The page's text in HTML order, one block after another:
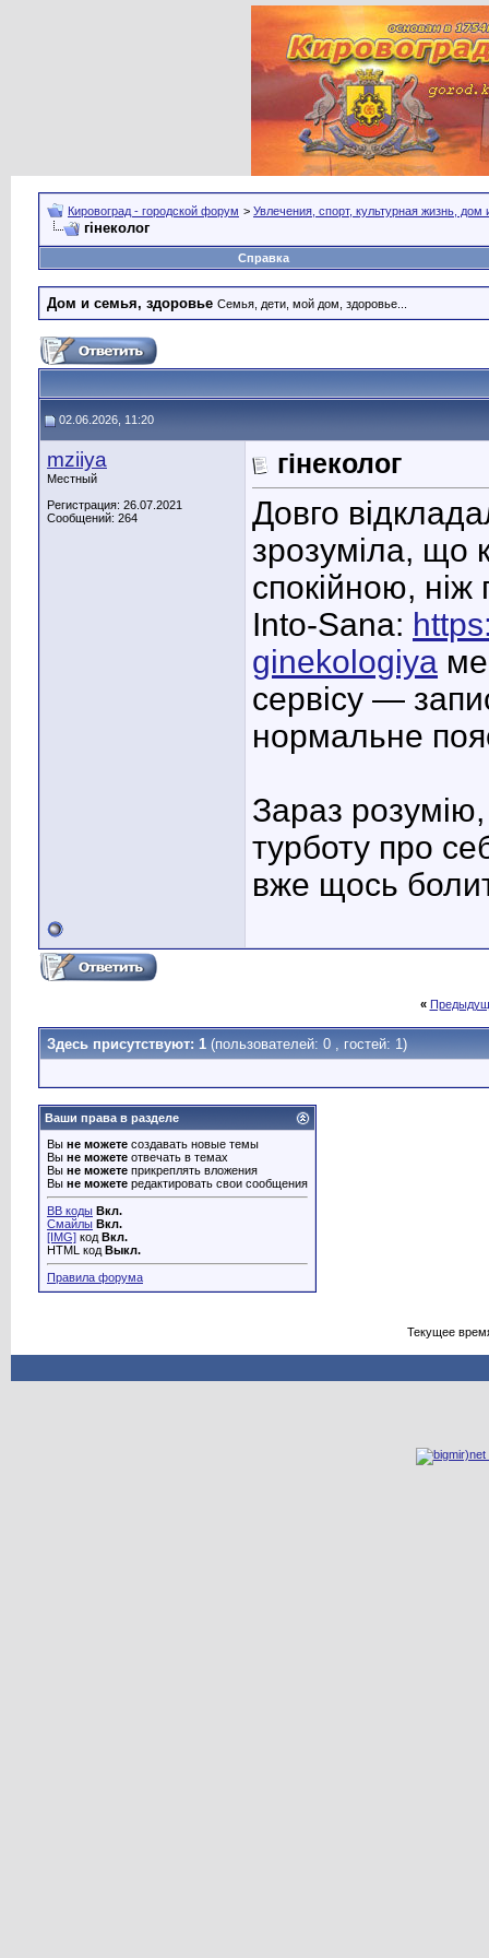
Кировоград - городской форум > Увлечения, спорт, культурная жизнь, дом
гінеколог
Справка
Дом и семья, здоровье Семья, дети, мой дом, здоровье...
02.06.2026, 11:20
mziiya
Местный
Регистрация: 26.07.2021
Сообщений: 264
гінеколог
Довго
зрозуміла, що
спокійною, ніж
Into-Sana:
ginekologiya
сервісу —
нормальне
Зараз
турботу про
вже щось
«
Здесь присутствуют: 1 (пользователей: 0 , гостей: 1)
Ваши права в разделе
Вы не можете создавать новые темы
Вы не можете отвечать в темах
Вы не можете прикреплять вложения
Вы не можете редактировать свои сообщения
BB коды Вкл.
Смайлы Вкл.
[IMG] код Вкл.
HTML код Выкл.
Правила форума
Текущее